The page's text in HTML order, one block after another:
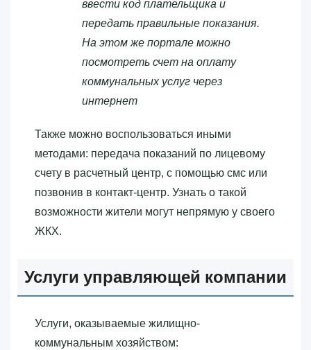
ввести код плательщика и
передать правильные показания.
На этом же портале можно
посмотреть счет на оплату
коммунальных услуг через
интернет
Также можно воспользоваться иными
методами: передача показаний по лицевому
счету в расчетный центр, с помощью смс или
позвонив в контакт-центр. Узнать о такой
возможности жители могут непрямую у своего
ЖКХ.
Услуги управляющей компании
Услуги, оказываемые жилищно-
коммунальным хозяйством: